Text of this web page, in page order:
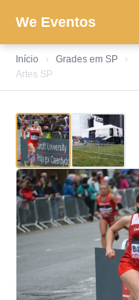
We Eventos
Início › Grades em SP ›
Artes SP